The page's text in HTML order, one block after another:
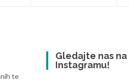
te
Gledajte nas na
Instagramu!